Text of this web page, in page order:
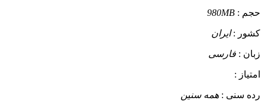
حجم : 980MB
کشور :ایران
زبان : فارسی
امتیاز :
رده سنی : همه سنین